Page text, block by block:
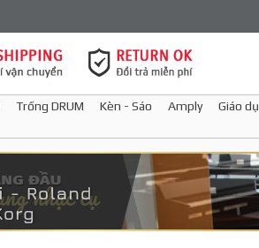
Trống DRUM Kèn - Sáo Amply Giáo